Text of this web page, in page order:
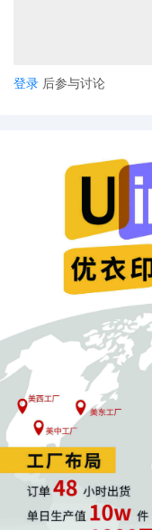
登录 后参与讨论